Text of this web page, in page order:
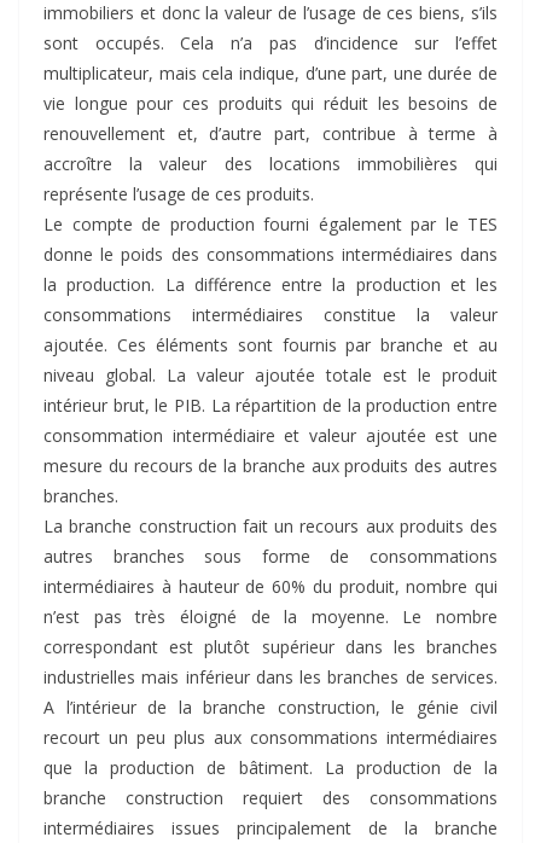
immobiliers et donc la valeur de l’usage de ces biens, s’ils
sont occupés. Cela n’a pas d’incidence sur l’effet
multiplicateur, mais cela indique, d’une part, une durée de
vie longue pour ces produits qui réduit les besoins de
renouvellement et, d’autre part, contribue à terme à
accroître la valeur des locations immobilières qui
représente l’usage de ces produits.
Le compte de production fourni également par le TES
donne le poids des consommations intermédiaires dans
la production. La différence entre la production et les
consommations intermédiaires constitue la valeur
ajoutée. Ces éléments sont fournis par branche et au
niveau global. La valeur ajoutée totale est le produit
intérieur brut, le PIB. La répartition de la production entre
consommation intermédiaire et valeur ajoutée est une
mesure du recours de la branche aux produits des autres
branches.
La branche construction fait un recours aux produits des
autres branches sous forme de consommations
intermédiaires à hauteur de 60% du produit, nombre qui
n’est pas très éloigné de la moyenne. Le nombre
correspondant est plutôt supérieur dans les branches
industrielles mais inférieur dans les branches de services.
A l’intérieur de la branche construction, le génie civil
recourt un peu plus aux consommations intermédiaires
que la production de bâtiment. La production de la
branche construction requiert des consommations
intermédiaires issues principalement de la branche